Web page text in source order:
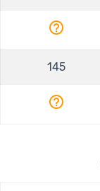
help_outline
145
help_outline